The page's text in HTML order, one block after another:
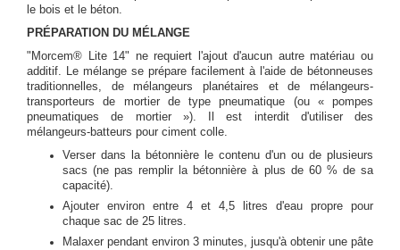
le bois et le béton.
PRÉPARATION DU MÉLANGE
"Morcem® Lite 14" ne requiert l'ajout d'aucun autre matériau ou
additif. Le mélange se prépare facilement à l'aide de bétonneuses
traditionnelles, de mélangeurs planétaires et de mélangeurs-
transporteurs de mortier de type pneumatique (ou « pompes
pneumatiques de mortier »). Il est interdit d'utiliser des
mélangeurs-batteurs pour ciment colle.
Verser dans la bétonnière le contenu d'un ou de plusieurs
sacs (ne pas remplir la bétonnière à plus de 60 % de sa
capacité).
Ajouter environ entre 4 et 4,5 litres d'eau propre pour
chaque sac de 25 litres.
Malaxer pendant environ 3 minutes, jusqu'à obtenir une pâte